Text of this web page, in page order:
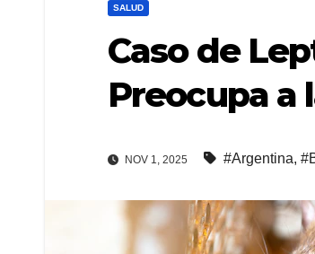
SALUD
Caso de
Preocupa a
NOV 1, 2025 #Argentina,